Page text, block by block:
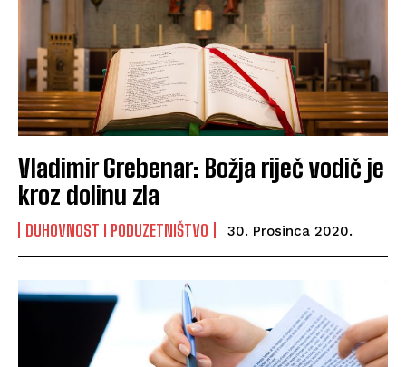
Vladimir Grebenar: Božja riječ vodič je
kroz dolinu zla
DUHOVNOST I PODUZETNIŠTVO 30. Prosinca 2020.